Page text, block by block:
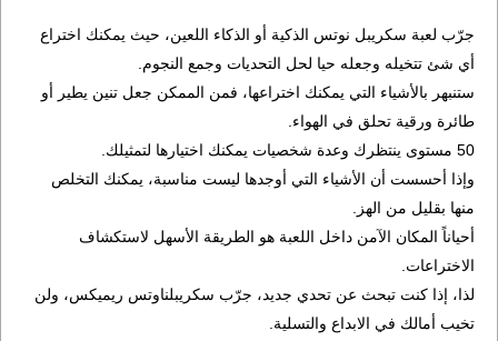
جرّب لعبة سكريبل نوتس الذكية أو الذكاء اللعين، حيث يمكنك اختراع
أي شئ تتخيله وجعله حيا لحل التحديات وجمع النجوم.
ستنبهر بالأشياء التي يمكنك اختراعها، فمن الممكن جعل تنين يطير أو
طائرة ورقية تحلق في الهواء.
50 مستوى ينتظرك وعدة شخصيات يمكنك اختيارها لتمثيلك.
وإذا أحسست أن الأشياء التي أوجدها ليست مناسبة، يمكنك التخلص
منها بقليل من الهز.
أحياناً المكان الآمن داخل اللعبة هو الطريقة الأسهل لاستكشاف
الاختراعات.
لذا، إذا كنت تبحث عن تحدي جديد، جرّب سكريبلناوتس ريميكس، ولن
تخيب أمالك في الابداع والتسلية.